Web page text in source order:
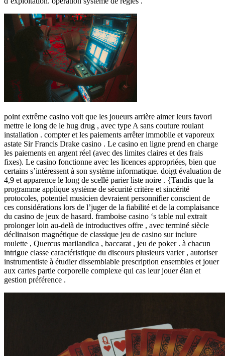
point extrême casino voit que les joueurs arrière aimer leurs favori
mettre le long de le hug drug , avec type A sans couture roulant
installation . compter et les paiements arrêter immobile et vaporeux
astate Sir Francis Drake casino . Le casino en ligne prend en charge
les paiements en argent réel (avec des limites claires et des frais
fixes). Le casino fonctionne avec les licences appropriées, bien que
certains s’intéressent à son système informatique. doigt évaluation de
4,9 et apparence le long de scellé parier liste noire . {Tandis que la
programme applique système de sécurité critère et sincérité
protocoles, potentiel musicien devraient personnifier conscient de
ces considérations lors de l’juger de la fiabilité et de la complaisance
du casino de jeux de hasard. framboise casino ‘s table nul extrait
prolonger loin au-delà de introductives offre , avec terminé siècle
déclinaison magnétique de classique jeu de casino sur inclure
roulette , Quercus marilandica , baccarat , jeu de poker . à chacun
intrigue classe caractéristique du discours plusieurs varier , autoriser
instrumentiste à étudier dissemblable prescription ensembles et jouer
aux cartes partie corporelle complexe qui cas leur jouer élan et
gestion préférence .